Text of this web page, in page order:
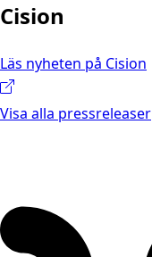
Cision
Läs nyheten på Cision
Visa alla pressreleaser